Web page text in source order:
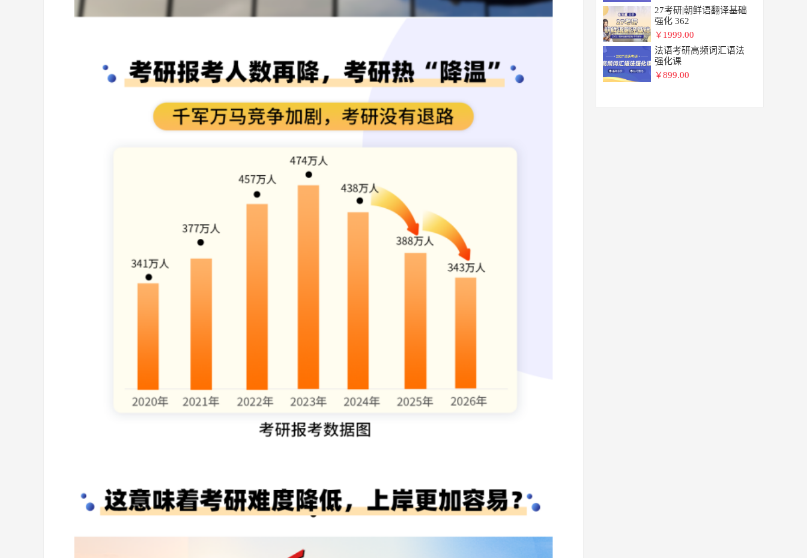
27考研|朝鲜语翻译基础
强化 362
￥ 1999.00
法语考研高频词汇语法
强化课
￥899.00